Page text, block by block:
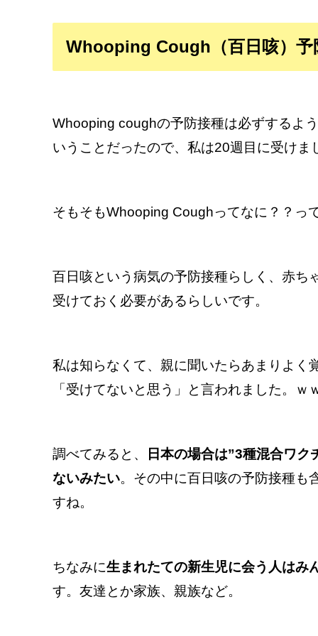
Whooping Cough（百日咳）予
Whooping coughの予防接種は必ずするよ
いうことだったので、私は20週目に受けま
そもそもWhooping Coughってなに？？っ
百日咳という病気の予防接種らしく、赤ち
受けておく必要があるらしいです。
私は知らなくて、親に聞いたらあまりよく
「受けてないと思う」と言われました。ｗ
調べてみると、
日本の場合は”3種混合ワ
ないみたい。その中に百日咳の予防接種も
すね。
ちなみに生まれたての新生児に会う人はみ
す。友達とか家族、親族など。